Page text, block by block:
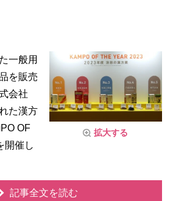
拡大する
一般用
を販売
会社
た漢方
OF
開催し
記事全文を読む